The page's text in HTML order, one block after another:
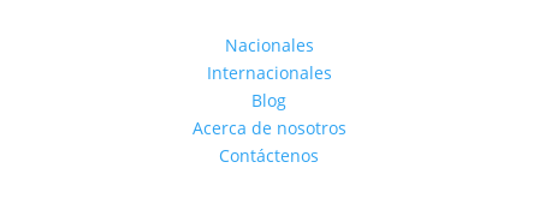
Nacionales
Internacionales
Blog
Acerca de nosotros
Contáctenos